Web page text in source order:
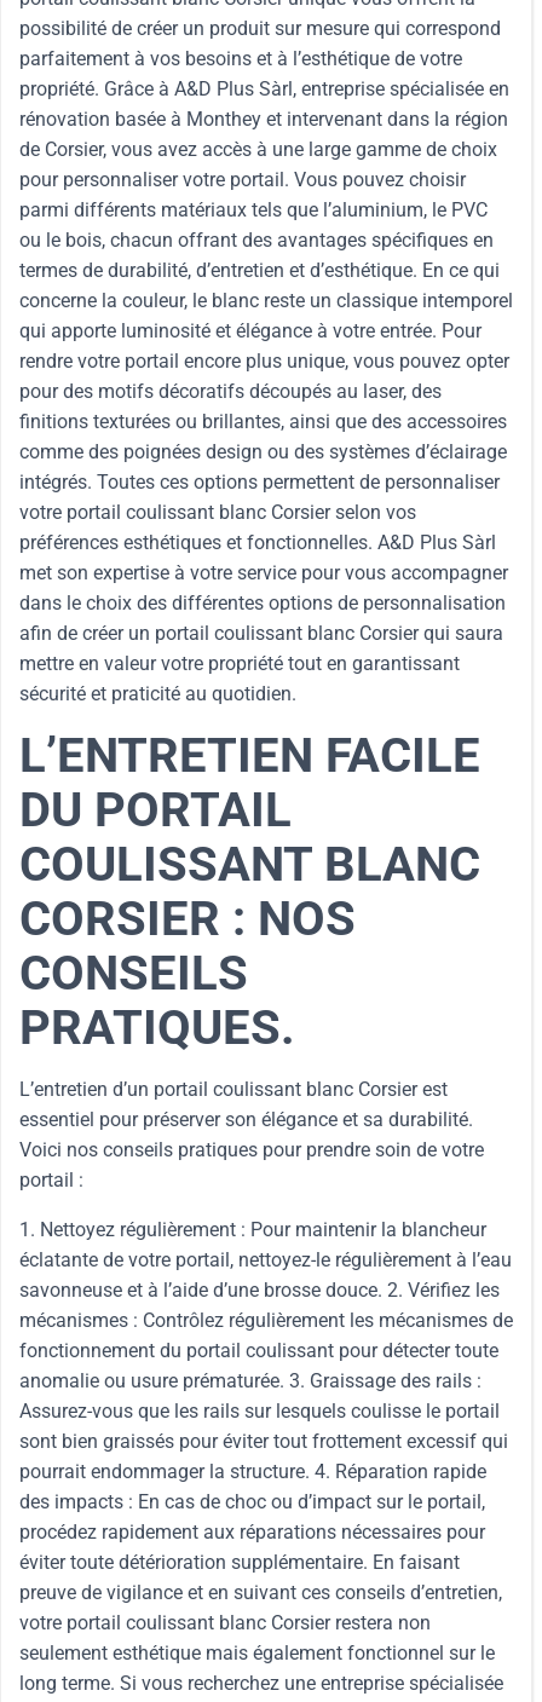
possibilité de créer un produit sur mesure qui correspond
parfaitement à vos besoins et à l’esthétique de votre
propriété. Grâce à A&D Plus Sàrl, entreprise spécialisée en
rénovation basée à Monthey et intervenant dans la région
de Corsier, vous avez accès à une large gamme de choix
pour personnaliser votre portail. Vous pouvez choisir
parmi différents matériaux tels que l’aluminium, le PVC
ou le bois, chacun offrant des avantages spécifiques en
termes de durabilité, d’entretien et d’esthétique. En ce qui
concerne la couleur, le blanc reste un classique intemporel
qui apporte luminosité et élégance à votre entrée. Pour
rendre votre portail encore plus unique, vous pouvez opter
pour des motifs décoratifs découpés au laser, des
finitions texturées ou brillantes, ainsi que des accessoires
comme des poignées design ou des systèmes d’éclairage
intégrés. Toutes ces options permettent de personnaliser
votre portail coulissant blanc Corsier selon vos
préférences esthétiques et fonctionnelles. A&D Plus Sàrl
met son expertise à votre service pour vous accompagner
dans le choix des différentes options de personnalisation
afin de créer un portail coulissant blanc Corsier qui saura
mettre en valeur votre propriété tout en garantissant
sécurité et praticité au quotidien.
L’ENTRETIEN FACILE
DU PORTAIL
COULISSANT BLANC
CORSIER : NOS
CONSEILS
PRATIQUES.
L’entretien d’un portail coulissant blanc Corsier est
essentiel pour préserver son élégance et sa durabilité.
Voici nos conseils pratiques pour prendre soin de votre
portail :
1. Nettoyez régulièrement : Pour maintenir la blancheur
éclatante de votre portail, nettoyez-le régulièrement à l’eau
savonneuse et à l’aide d’une brosse douce. 2. Vérifiez les
mécanismes : Contrôlez régulièrement les mécanismes de
fonctionnement du portail coulissant pour détecter toute
anomalie ou usure prématurée. 3. Graissage des rails :
Assurez-vous que les rails sur lesquels coulisse le portail
sont bien graissés pour éviter tout frottement excessif qui
pourrait endommager la structure. 4. Réparation rapide
des impacts : En cas de choc ou d’impact sur le portail,
procédez rapidement aux réparations nécessaires pour
éviter toute détérioration supplémentaire. En faisant
preuve de vigilance et en suivant ces conseils d’entretien,
votre portail coulissant blanc Corsier restera non
seulement esthétique mais également fonctionnel sur le
long terme. Si vous recherchez une entreprise spécialisée